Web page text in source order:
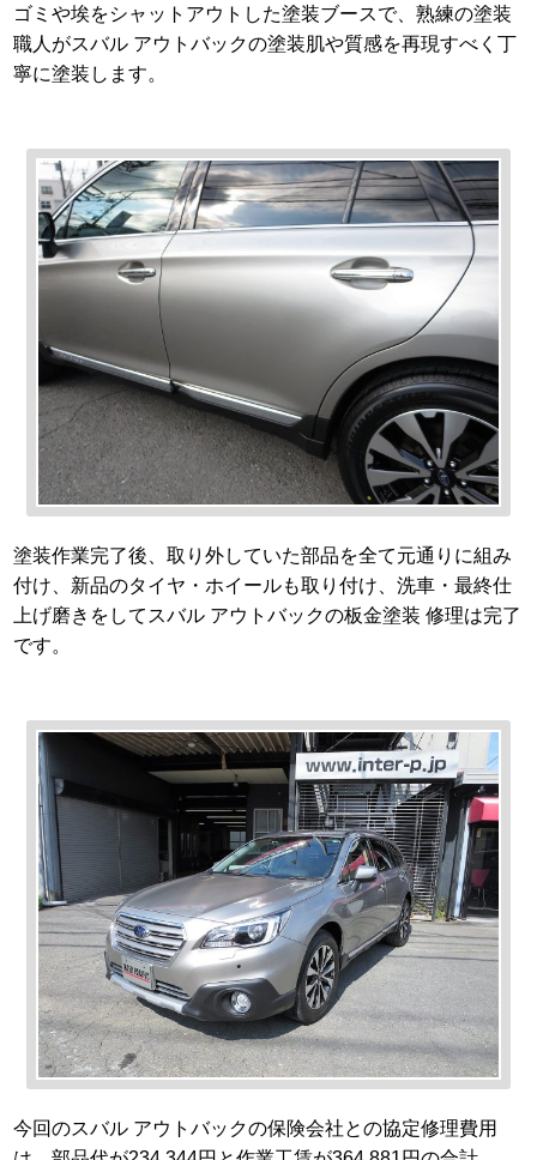
ゴミや埃をシャットアウトした塗装ブースで、熟練の塗装
職人がスバル アウトバックの塗装肌や質感を再現すべく丁
寧に塗装します。
塗装作業完了後、取り外していた部品を全て元通りに組み
付け、新品のタイヤ・ホイールも取り付け、洗車・最終仕
上げ磨きをしてスバル アウトバックの板金塗装 修理は完了
です。
今回のスバル アウトバックの保険会社との協定修理費用